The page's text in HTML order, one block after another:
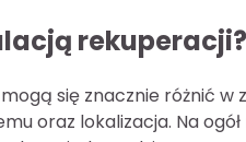
rekuperacji?
się znacznie różnić w
oraz lokalizacja. Na